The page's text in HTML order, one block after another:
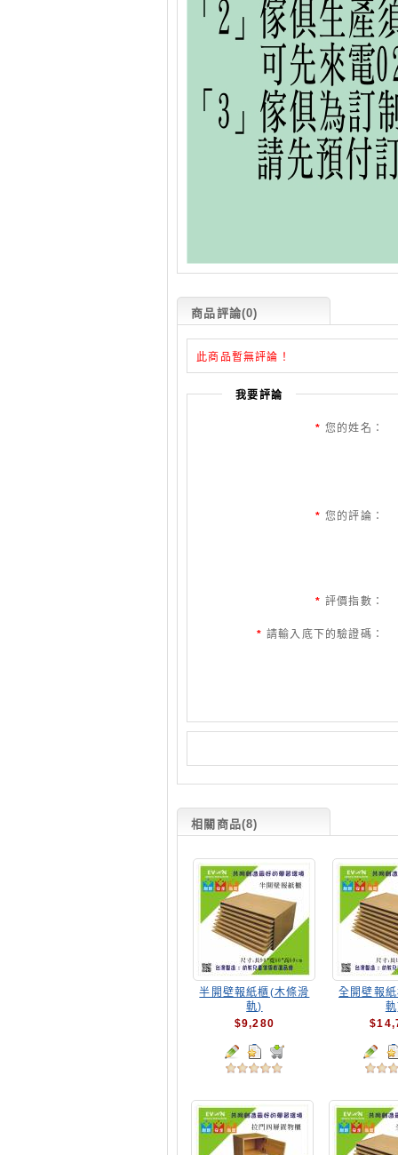
商品評論(0)
此商品暫無評論！
我要評論
* 您的姓名：
* 您的評論：
* 評價指數：
* 請輸入底下的驗證碼：
相關商品(8)
半開壁報紙櫃(木條滑
軌)
$9,280
全開壁報